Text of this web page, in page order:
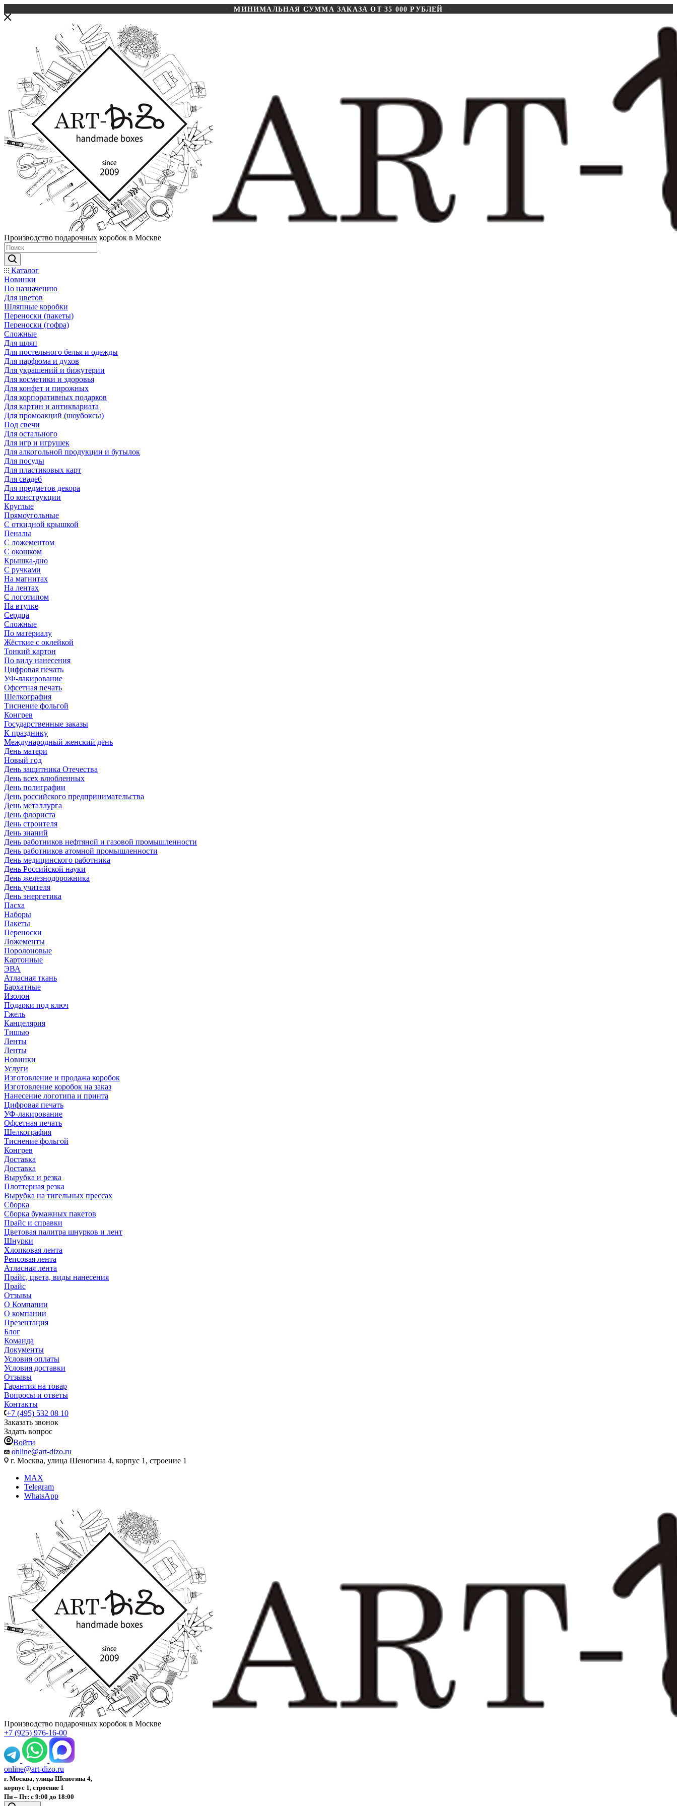
МИНИМАЛЬНАЯ СУММА ЗАКАЗА ОТ 35 000 РУБЛЕЙ
Производство подарочных коробок в Москве
Каталог
Новинки
По назначению
Для цветов
Шляпные коробки
Переноски (пакеты)
Переноски (гофра)
Сложные
Для шляп
Для постельного белья и одежды
Для парфюма и духов
Для украшений и бижутерии
Для косметики и здоровья
Для конфет и пирожных
Для корпоративных подарков
Для картин и антиквариата
Для промоакций (шоубоксы)
Под свечи
Для остального
Для игр и игрушек
Для алкогольной продукции и бутылок
Для посуды
Для пластиковых карт
Для свадеб
Для предметов декора
По конструкции
Круглые
Прямоугольные
С откидной крышкой
Пеналы
С ложементом
С окошком
Крышка-дно
С ручками
На магнитах
На лентах
С логотипом
На втулке
Сердца
Сложные
По материалу
Жёсткие с оклейкой
Тонкий картон
По виду нанесения
Цифровая печать
УФ-лакирование
Офсетная печать
Шелкография
Тиснение фольгой
Конгрев
Государственные заказы
К празднику
Международный женский день
День матери
Новый год
День защитника Отечества
День всех влюбленных
День полиграфии
День российского предпринимательства
День металлурга
День флориста
День строителя
День знаний
День работников нефтяной и газовой промышленности
День работников атомной промышленности
День медицинского работника
День Российской науки
День железнодорожника
День учителя
День энергетика
Пасха
Наборы
Пакеты
Переноски
Ложементы
Поролоновые
Картонные
ЭВА
Атласная ткань
Бархатные
Изолон
Подарки под ключ
Гжель
Канцелярия
Тишью
Ленты
Ленты
Новинки
Услуги
Изготовление и продажа коробок
Изготовление коробок на заказ
Нанесение логотипа и принта
Цифровая печать
УФ-лакирование
Офсетная печать
Шелкография
Тиснение фольгой
Конгрев
Доставка
Доставка
Вырубка и резка
Плоттерная резка
Вырубка на тигельных прессах
Сборка
Сборка бумажных пакетов
Прайс и справки
Цветовая палитра шнурков и лент
Шнурки
Хлопковая лента
Репсовая лента
Атласная лента
Прайс, цвета, виды нанесения
Прайс
Отзывы
О Компании
О компании
Презентация
Блог
Команда
Документы
Условия оплаты
Условия доставки
Отзывы
Гарантия на товар
Вопросы и ответы
Контакты
+7 (495) 532 08 10
Заказать звонок
Задать вопрос
Войти
online@art-dizo.ru
г. Москва, улица Шеногина 4, корпус 1, строение 1
MAX
Telegram
WhatsApp
Производство подарочных коробок в Москве
+7 (925) 976-16-00
online@art-dizo.ru
г. Москва, улица Шеногина 4,
корпус 1, строение 1
Пн – Пт: с 9:00 до 18:00